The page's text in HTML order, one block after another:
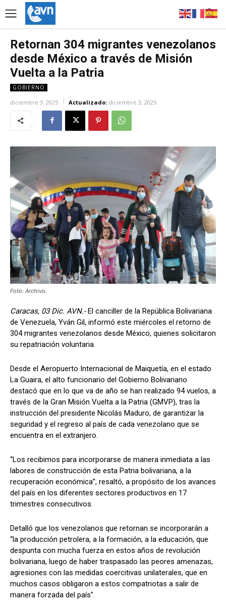
Retornan 304 migrantes venezolanos
desde México a través de Misión
Vuelta a la Patria
GOBIERNO
diciembre 3, 2025 Actualizado: diciembre 3, 2025
Foto: Archivo.
Caracas, 03 Dic. AVN.-El canciller de la República Bolivariana
de Venezuela, Yván Gil, informó este miércoles el retorno de
304 migrantes venezolanos desde México, quienes solicitaron
su repatriación voluntaria.
Desde el Aeropuerto Internacional de Maiquetía, en el estado
La Guaira, el alto funcionario del Gobierno Bolivariano
destacó que en lo que va de año se han realizado 94 vuelos, a
través de la Gran Misión Vuelta a la Patria (GMVP), tras la
instrucción del presidente Nicolás Maduro, de garantizar la
seguridad y el regreso al país de cada venezolano que se
encuentra en el extranjero.
“Los recibimos para incorporarse de manera inmediata a las
labores de construcción de esta Patria bolivariana, a la
recuperación económica”, resaltó, a propósito de los avances
del país en los diferentes sectores productivos en 17
trimestres consecutivos.
Detalló que los venezolanos que retornan se incorporarán a
“la producción petrolera, a la formación, a la educación, que
despunta con mucha fuerza en estos años de revolución
bolivariana, luego de haber traspasado las peores amenazas,
agresiones con las medidas coercitivas unilaterales, que en
muchos casos obligaron a estos compatriotas a salir de
manera forzada del país".